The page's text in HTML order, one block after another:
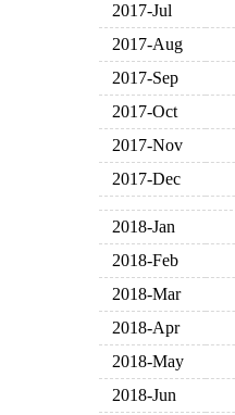
2017-Jul
2017-Aug
2017-Sep
2017-Oct
2017-Nov
2017-Dec
2018-Jan
2018-Feb
2018-Mar
2018-Apr
2018-May
2018-Jun